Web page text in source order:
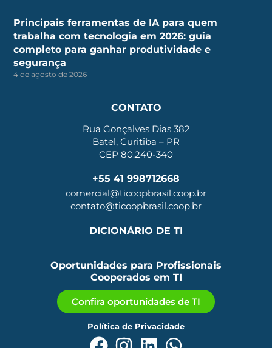
Principais ferramentas de IA para quem
trabalha com tecnologia em 2026: guia
completo para ganhar produtividade e
segurança
4 de agosto de 2026
CONTATO
Rua Gonçalves Dias 382
Batel, Curitiba – PR
CEP 80.240-340
+55 41 998712668
comercial@ticoopbrasil.coop.br
contato@ticoopbrasil.coop.br
DICIONÁRIO DE TI
Oportunidades para Profissionais
Cooperados em TI
Confira oportunidades de TI
Política de Privacidade